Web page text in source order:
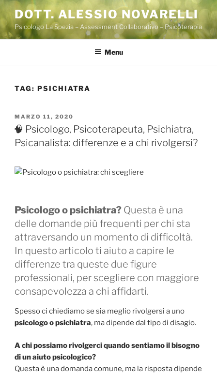
Salta
contenuto
DOTT. ALESSIO NOVARELLI
Psicologo La Spezia – Assessment Collaborativo – Psicoterapia
Menu
TAG: PSICHIATRA
PUBBLICATO
IL
MARZO 11, 2020
🧠 Psicologo, Psicoterapeuta, Psichiatra,
Psicanalista: differenze e a chi rivolgersi?
Psicologo o psichiatra? Questa è una
delle domande più frequenti per chi sta
attraversando un momento di difficoltà.
In questo articolo ti aiuto a capire le
differenze tra queste due figure
professionali, per scegliere con maggiore
consapevolezza a chi affidarti.
Spesso ci chiediamo se sia meglio rivolgersi a uno
psicologo o psichiatra, ma dipende dal tipo di disagio.
A chi possiamo rivolgerci quando sentiamo il bisogno
di un aiuto psicologico?
Questa è una domanda comune, ma la risposta dipende